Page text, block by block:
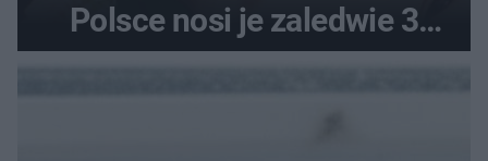
Polsce nosi je zaledwie 3